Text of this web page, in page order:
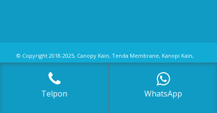
© Copyright 2018-2025, Canopy Kain, Tenda Membrane, Kanopi Kain,
Kanopi Minmalis
Telpon WhatsApp